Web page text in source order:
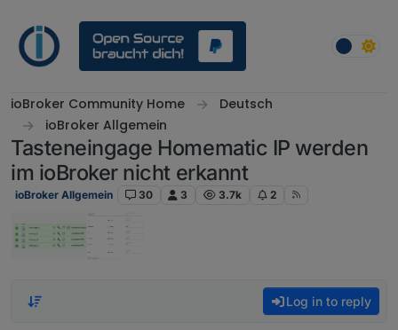
ioBroker Community Home
Deutsch
ioBroker Allgemein
Tasteneingage Homematic IP werden
im ioBroker nicht erkannt
ioBroker Allgemein 30 3 3.7k 2
Log in to reply